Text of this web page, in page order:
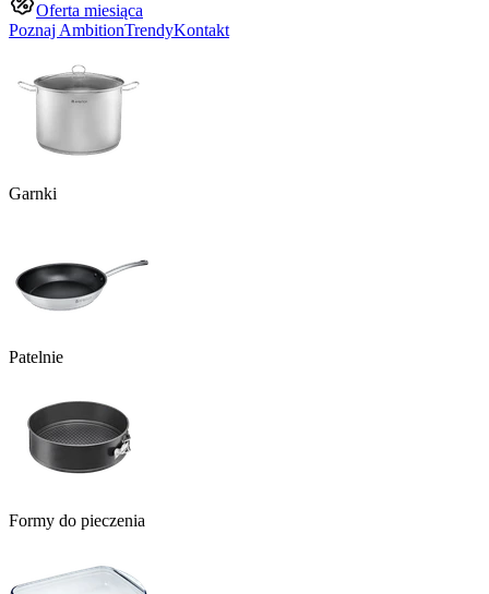
Oferta miesiąca
Poznaj AmbitionTrendyKontakt
Garnki
Patelnie
Formy do pieczenia